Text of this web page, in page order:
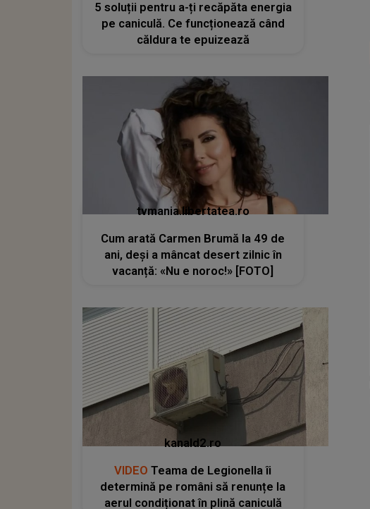
5 soluții pentru a-ți recăpăta energia
pe caniculă. Ce funcționează când
căldura te epuizează
tvmania.libertatea.ro
Cum arată Carmen Brumă la 49 de
ani, deși a mâncat desert zilnic în
vacanță: «Nu e noroc!» [FOTO]
kanald2.ro
VIDEO Teama de Legionella îi
determină pe români să renunțe la
aerul condiționat în plină caniculă